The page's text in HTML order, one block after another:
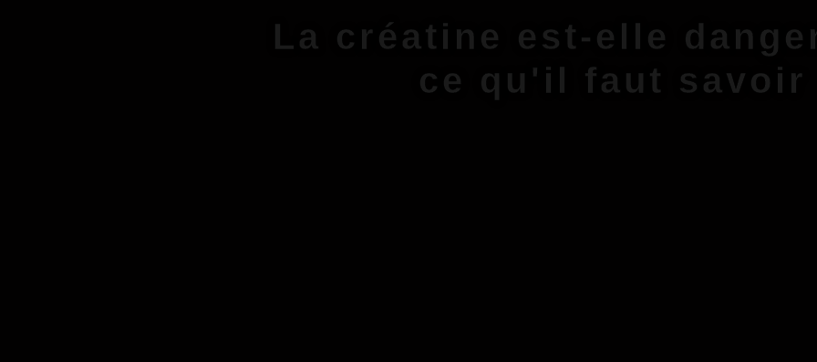
La créatine est-elle
ce qu'il faut savoir